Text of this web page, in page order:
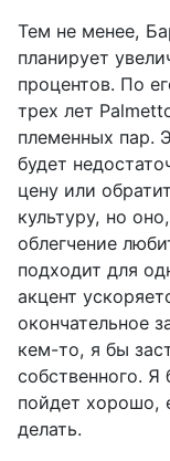
Тем не менее,
планирует
процентов. По
трех лет
племенных пар.
будет
цену или
культуру, но
облегчение
подходит для
акцент
окончательное
кем-то, я бы
собственного. Я
пойдет хорошо,
делать.